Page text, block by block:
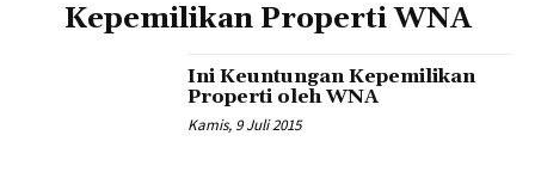
Kepemilikan Properti WNA
Ini Keuntungan Kepemilikan
Properti oleh WNA
Kamis, 9 Juli 2015